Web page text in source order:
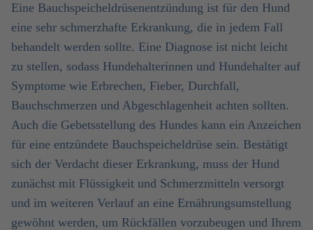
Eine Bauchspeicheldrüsenentzündung ist für den Hund
eine sehr schmerzhafte Erkrankung, die in jedem Fall
behandelt werden sollte. Eine Diagnose ist nicht leicht
zu stellen, sodass Hundehalterinnen und Hundehalter auf
Symptome wie Erbrechen, Fieber, Durchfall,
Bauchschmerzen und Abgeschlagenheit achten sollten.
Auch die Gebetsstellung des Hundes kann ein Anzeichen
für eine entzündete Bauchspeicheldrüse sein. Bestätigt
sich der Verdacht dieser Erkrankung, muss der Hund
zunächst mit Flüssigkeit und Schmerzmitteln versorgt
und im weiteren Verlauf an eine Ernährungsumstellung
gewöhnt werden, um Rückfällen vorzubeugen und Ihrem